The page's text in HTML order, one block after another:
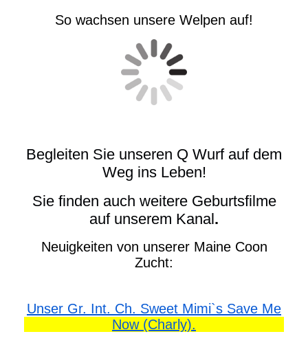
So wachsen unsere Welpen auf!
Begleiten Sie unseren Q Wurf auf dem
Weg ins Leben!
Sie finden auch weitere Geburtsfilme
auf unserem Kanal.
Neuigkeiten von unserer Maine Coon
Zucht:
Unser Gr. Int. Ch. Sweet Mimi`s Save Me
Now (Charly).